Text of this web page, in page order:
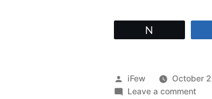
Posted
by
iFew October
Leave a commenton